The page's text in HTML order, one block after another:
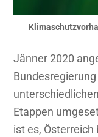
Jänner 2020
Etappen
ist es,